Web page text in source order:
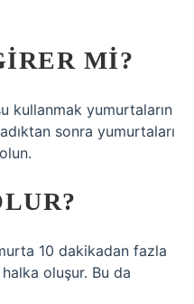
MI?
kullanmak yumurtaların
sonra yumurtaları
10 dakikadan fazla
halka oluşur. Bu da